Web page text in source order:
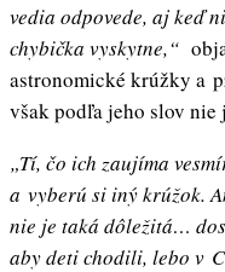
vedia odpovede, aj keď
chybička vyskytne,“
astronomické krúžky a
však podľa jeho slov nie
„Tí, čo ich zaujíma
a vyberú si iný krúžok.
nie je taká dôležitá…
aby deti chodili, lebo v